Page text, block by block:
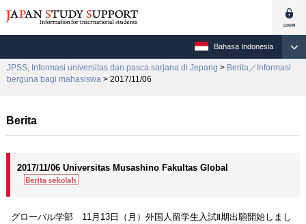
Bahasa Indonesia
JPSS, Informasi universitas dan pasca sarjana di Jepang > Berita／Informasi
berguna bagi mahasiswa > 2017/11/06
Berita
2017/11/06 Universitas Musashino Fakultas Global
グローバル学部 11月13日（月）外国人留学生入試Ⅱ期出願開始しまし